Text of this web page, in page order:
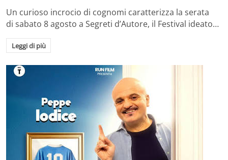
Un curioso incrocio di cognomi caratterizza la serata
di sabato 8 agosto a Segreti d’Autore, il Festival ideato…
Leggi di più